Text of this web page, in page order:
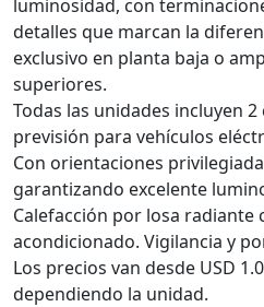
luminosidad, con
detalles que marcan la
exclusivo en planta baja o
superiores.
Todas las unidades incluyen
previsión para vehículos
Con orientaciones
garantizando excelente
Calefacción por losa radiante
acondicionado. Vigilancia y
Los precios van desde USD
dependiendo la unidad.